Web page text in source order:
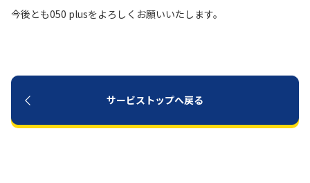
今後とも050 plusをよろしくお願いいたします。
サービストップへ戻る